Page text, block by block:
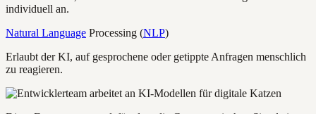
individuell an.
Natural Language Processing (NLP)
Erlaubt der KI, auf gesprochene oder getippte Anfragen menschlich
zu reagieren.